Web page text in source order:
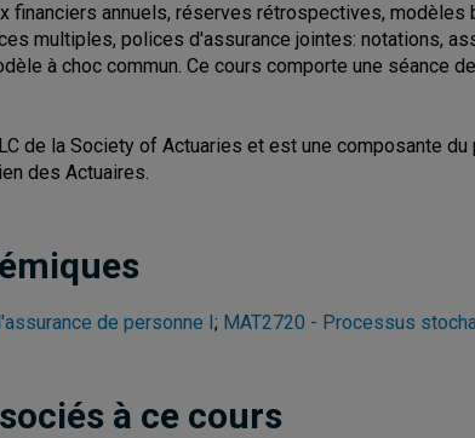
financiers annuels, réserves rétrospectives, modèles
multiples, polices d'assurance jointes: notations,
à choc commun. Ce cours comporte une séance
de la Society of Actuaries et est une composante
des Actuaires.
de personne I; MAT2720 - Processus
à ce cours